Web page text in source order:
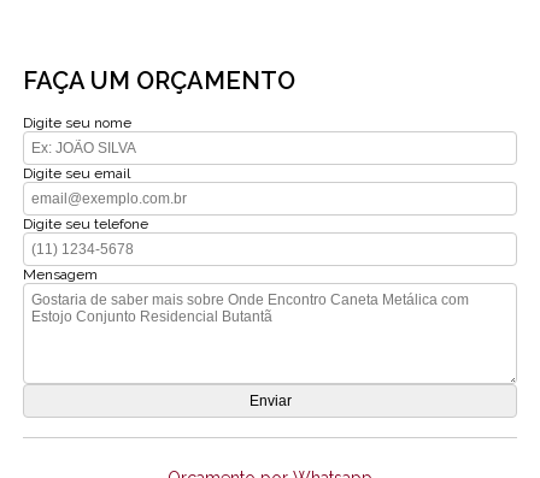
FAÇA UM ORÇAMENTO
Digite seu nome
Digite seu email
Digite seu telefone
Mensagem